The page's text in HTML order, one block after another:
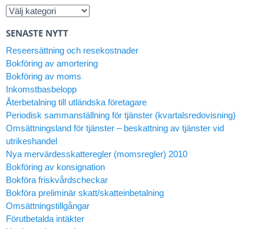
SENASTE NYTT
Reseersättning och resekostnader
Bokföring av amortering
Bokföring av moms
Inkomstbasbelopp
Återbetalning till utländska företagare
Periodisk sammanställning för tjänster (kvartalsredovisning)
Omsättningsland för tjänster – beskattning av tjänster vid
utrikeshandel
Nya mervärdesskatteregler (momsregler) 2010
Bokföring av konsignation
Bokföra friskvårdscheckar
Bokföra preliminär skatt/skatteinbetalning
Omsättningstillgångar
Förutbetalda intäkter